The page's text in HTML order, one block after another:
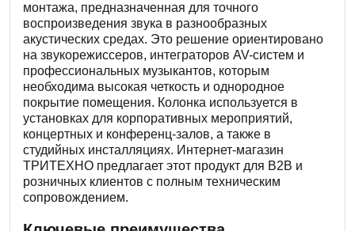
монтажа, предназначенная для точного
воспроизведения звука в разнообразных
акустических средах. Это решение ориентировано
на звукорежиссеров, интеграторов AV-систем и
профессиональных музыкантов, которым
необходима высокая четкость и однородное
покрытие помещения. Колонка используется в
установках для корпоративных мероприятий,
концертных и конференц-залов, а также в
студийных инсталляциях. Интернет-магазин
ТРИТЕХНО предлагает этот продукт для B2B и
розничных клиентов с полным техническим
сопровождением.